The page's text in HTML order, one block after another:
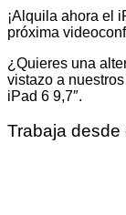
¡Alquila ahora el
próxima
¿Quieres una
vistazo a
iPad 6 9,7″.
Trabaja desde